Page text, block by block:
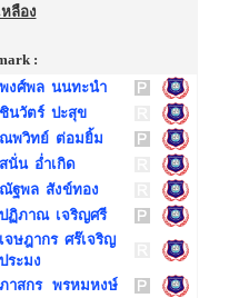
หลือง
:
พงศ์พล นนทะนำ
ชินวัตร์ ปะสุข
ณพวิทย์ ต่อมยิ้ม
สนั่น อ่ำเกิด
ณัฐพล สังข์ทอง
ปฏิภาณ เจริญศรี
เจษฎากร ศร๊เจริญ
ประมง
ภาสกร พรหมหงษ์